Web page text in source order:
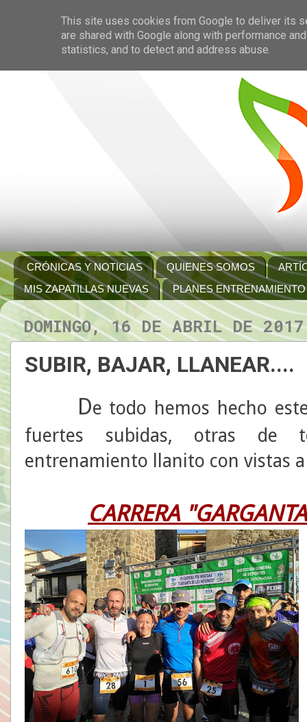
CRÓNICAS Y NOTICIAS QUIENES SOMOS
MIS ZAPATILLAS NUEVAS
PLANES ENTRENAMIENTO
DOMINGO, 16 DE ABRIL DE 2017
SUBIR, BAJAR, LLANEAR....
De todo hemos hecho
fuertes subidas, otras de
entrenamiento llanito con vistas
CARRERA
This site uses cookies from Google to deliver its
are shared with Google along with performance
statistics, and to detect and address abuse.